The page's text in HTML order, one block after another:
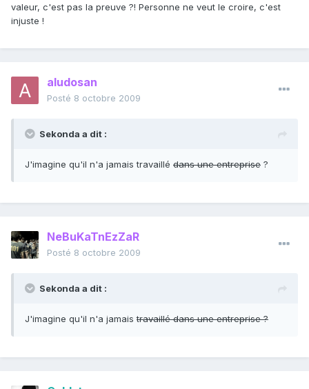
valeur, c'est pas la preuve ?! Personne ne veut le croire, c'est
injuste !
aludosan
Posté 8 octobre 2009
Sekonda a dit :
J'imagine qu'il n'a jamais travaillé dans une entreprise ?
NeBuKaTnEzZaR
Posté 8 octobre 2009
Sekonda a dit :
J'imagine qu'il n'a jamaistravaillé dans une entreprise ?